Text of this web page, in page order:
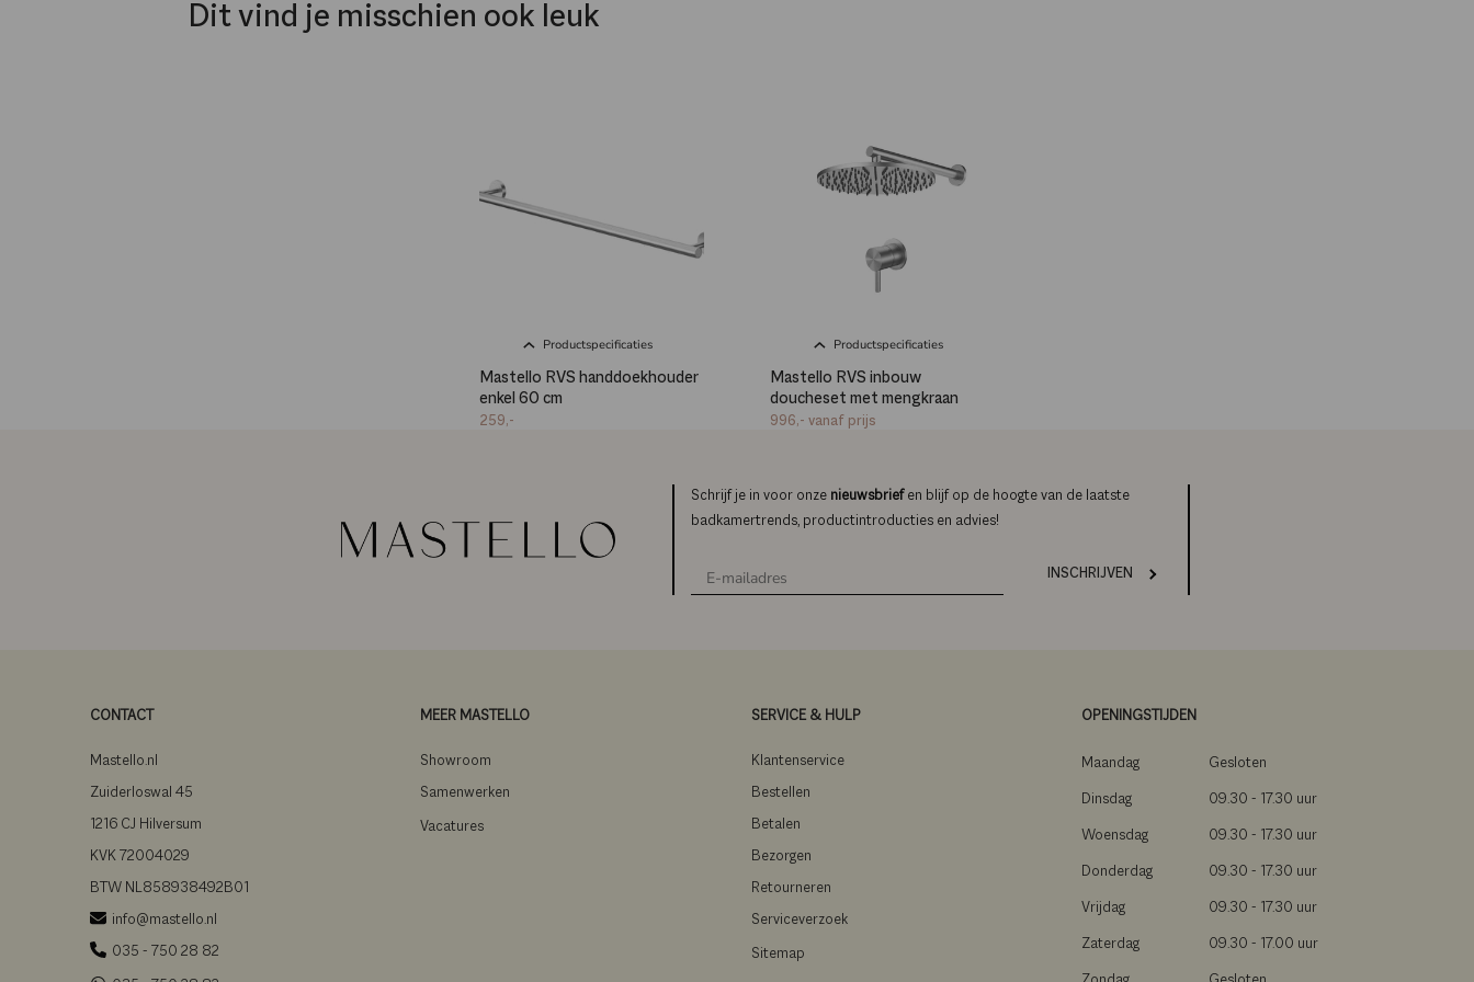
Dit vind je misschien ook leuk
Productspecificaties
Mastello RVS handdoekhouder
enkel 60 cm
259,-
Productspecificaties
Mastello RVS inbouw
doucheset met mengkraan
996,- vanaf prijs
Schrijf je in voor onze nieuwsbrief en blijf op de hoogte van de laatste
badkamertrends, productintroducties en advies!
INSCHRIJVEN
CONTACT
Mastello.nl
Zuiderloswal 45
1216 CJ Hilversum
KVK 72004029
BTW NL858938492B01
info@mastello.nl
035 - 750 28 82
MEER MASTELLO
Showroom
Samenwerken
Vacatures
SERVICE & HULP
Klantenservice
Bestellen
Betalen
Bezorgen
Retourneren
Serviceverzoek
Sitemap
OPENINGSTIJDEN
Maandag Gesloten
Dinsdag 09.30 - 17.30 uur
Woensdag 09.30 - 17.30 uur
Donderdag 09.30 - 17.30 uur
Vrijdag 09.30 - 17.30 uur
Zaterdag 09.30 - 17.00 uur